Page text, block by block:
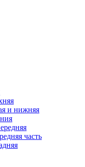
и нижняя
часть